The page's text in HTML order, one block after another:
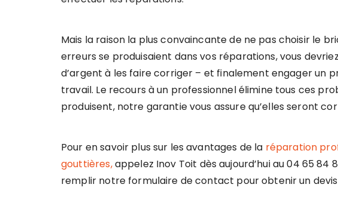
Mais la raison la plus convaincante de ne pas choisir le
erreurs se produisaient dans vos réparations, vous
d’argent à les faire corriger – et finalement engager un
travail. Le recours à un professionnel élimine tous ces
produisent, notre garantie vous assure qu’elles seront
Pour en savoir plus sur les avantages de la réparation
gouttières,appelez Inov Toit dès aujourd’hui au 04 65 84
remplir notre formulaire de contact pour obtenir un